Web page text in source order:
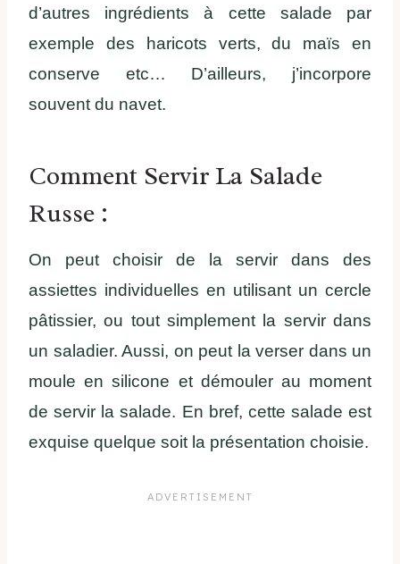
d’autres ingrédients à cette salade par
exemple des haricots verts, du maïs en
conserve etc… D’ailleurs, j’incorpore
souvent du navet.
Comment Servir La Salade
Russe :
On peut choisir de la servir dans des
assiettes individuelles en utilisant un cercle
pâtissier, ou tout simplement la servir dans
un saladier. Aussi, on peut la verser dans un
moule en silicone et démouler au moment
de servir la salade. En bref, cette salade est
exquise quelque soit la présentation choisie.